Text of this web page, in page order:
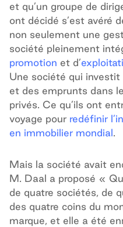
et qu’un groupe de
ont décidé s’est avéré
non seulement une
société pleinement
promotion et d’
Une société qui investit
et des emprunts dans
privés. Ce qu’ils ont
voyage pour redéfinir
en immobilier mondial.
Mais la société avait
M. Daal a proposé «
de quatre sociétés, de
des quatre coins du
marque, et elle a été